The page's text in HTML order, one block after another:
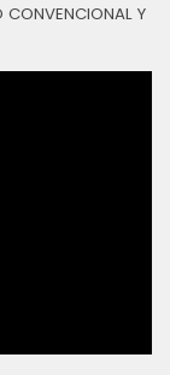
CONVENCIONAL Y